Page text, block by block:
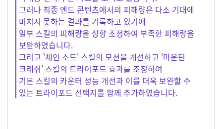
그러나 최종 엔드 콘텐츠에서의 피해량은 다소 기대에
미치지 못하는 결과를 기록하고 있기에
일부 스킬의 피해량을 상향 조정하여 부족한 피해량을
보완하였습니다.
그리고 '체인 소드' 스킬의 모션을 개선하고 '마운틴
크래쉬' 스킬의 트라이포드 효과를 조정하여
기본 스킬의 카운터 성능 개선과 이를 더욱 보완할 수
있는 트라이포드 선택지를 함께 추가하였습니다.